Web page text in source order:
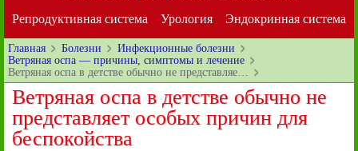
Репродуктивная система
Урология Эндокринная система
Главная Болезни
Инфекционные болезни
Ветряная оспа — причины, симптомы и лечение
Ветряная оспа в детстве обычно не представляе…
Ветряная оспа в детстве обычно не
представляет особых причин для
беспокойства